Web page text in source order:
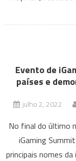
Evento de
países e
julho 2, 2022
No final do último
iGaming
principais nomes